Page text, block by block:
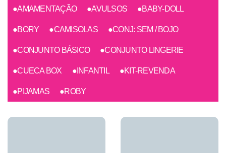
●AMAMENTAÇÃO ●AVULSOS ●BABY-DOLL
●BORY ●CAMISOLAS ●CONJ: SEM / BOJO
●CONJUNTO BÁSICO ●CONJUNTO LINGERIE
●CUECA BOX ●INFANTIL ●KIT-REVENDA
●PIJAMAS ●ROBY